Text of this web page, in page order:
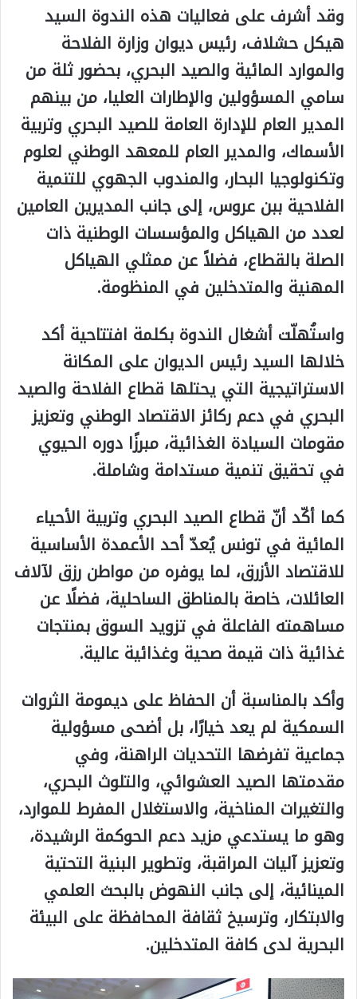
وقد أشرف على فعاليات هذه الندوة السيد
هيكل حشلاف، رئيس ديوان وزارة الفلاحة
والموارد المائية والصيد البحري، بحضور ثلة من
سامي المسؤولين والإطارات العليا، من بينهم
المدير العام للإدارة العامة للصيد البحري وتربية
الأسماك، والمدير العام للمعهد الوطني لعلوم
وتكنولوجيا البحار، والمندوب الجهوي للتنمية
الفلاحية ببن عروس، إلى جانب المديرين العامين
لعدد من الهياكل والمؤسسات الوطنية ذات
الصلة بالقطاع، فضلاً عن ممثلي الهياكل
المهنية والمتدخلين في المنظومة.
واستُهلّت أشغال الندوة بكلمة افتتاحية أكد
خلالها السيد رئيس الديوان على المكانة
الاستراتيجية التي يحتلها قطاع الفلاحة والصيد
البحري في دعم ركائز الاقتصاد الوطني وتعزيز
مقومات السيادة الغذائية، مبرزًا دوره الحيوي
في تحقيق تنمية مستدامة وشاملة.
كما أكّد أنّ قطاع الصيد البحري وتربية الأحياء
المائية في تونس يُعدّ أحد الأعمدة الأساسية
للاقتصاد الأزرق، لما يوفره من مواطن رزق لآلاف
العائلات، خاصة بالمناطق الساحلية، فضلًا عن
مساهمته الفاعلة في تزويد السوق بمنتجات
غذائية ذات قيمة صحية وغذائية عالية.
وأكد بالمناسبة أن الحفاظ على ديمومة الثروات
السمكية لم يعد خيارًا، بل أضحى مسؤولية
جماعية تفرضها التحديات الراهنة، وفي
مقدمتها الصيد العشوائي، والتلوث البحري،
والتغيرات المناخية، والاستغلال المفرط للموارد،
وهو ما يستدعي مزيد دعم الحوكمة الرشيدة،
وتعزيز آليات المراقبة، وتطوير البنية التحتية
المينائية، إلى جانب النهوض بالبحث العلمي
والابتكار، وترسيخ ثقافة المحافظة على البيئة
البحرية لدى كافة المتدخلين.